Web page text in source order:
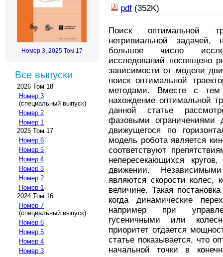
Номер 3, 2025 Том 17
Все выпуски
2026 Том 18
Номер 3
(специальный выпуск)
Номер 2
Номер 1
2025 Том 17
Номер 6
Номер 5
Номер 4
Номер 3
Номер 2
Номер 1
2024 Том 16
Номер 7
(специальный выпуск)
Номер 6
Номер 5
Номер 4
Номер 3
pdf (352K)
Поиск оптимальной
нетривиальной задачей,
большое число
исследований посвящено
зависимости от модели
поиск оптимальной
методами. Вместе с тем
нахождение оптимальной
данной статье
фазовыми ограничениями
движущегося по
модель робота является
соответствуют
непересекающихся
движении.
являются скорости колес,
величине. Такая
когда динамические
например при
гусеничными или
приоритет отдается
статье показывается, что
начальной точки в